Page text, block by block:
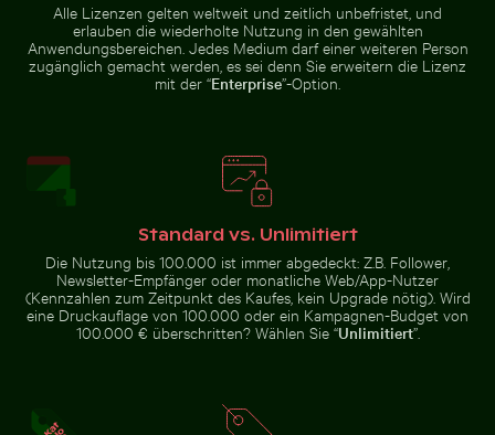
Blühende
Kirschblüten im
Frühling
Abstrakter Wald mit Bewegungsunschärfe
Graureiher am Wasser sitzendLuftaufnahme des Siva
Alle Lizenzen gelten weltweit und zeitlich unbefristet, und
erlauben die wiederholte Nutzung in den gewählten
Anwendungsbereichen. Jedes Medium darf einer weiteren Person
zugänglich gemacht werden, es sei denn Sie erweitern die Lizenz
mit der “Enterprise”-Option.
Standard vs. Unlimitiert
Die Nutzung bis 100.000 ist immer abgedeckt: Z.B. Follower,
Newsletter-Empfänger oder monatliche Web/App-Nutzer
(Kennzahlen zum Zeitpunkt des Kaufes, kein Upgrade nötig). Wird
eine Druckauflage von 100.000 oder ein Kampagnen-Budget von
100.000 € überschritten? Wählen Sie “Unlimitiert”.